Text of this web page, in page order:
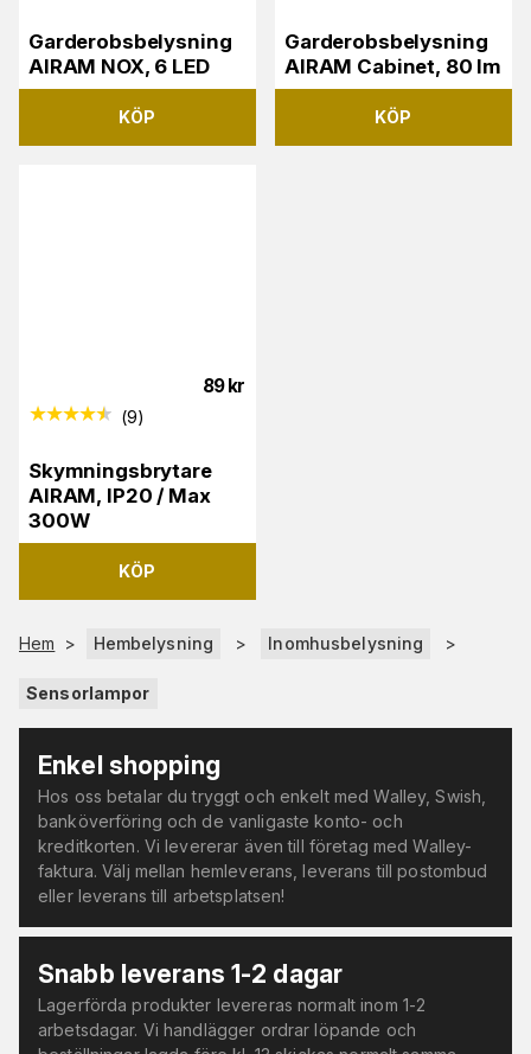
Garderobsbelysning
AIRAM NOX, 6 LED
KÖP
Garderobsbelysning
AIRAM Cabinet, 80 lm
KÖP
89 kr
(9)
Skymningsbrytare
AIRAM, IP20 / Max
300W
KÖP
Hem > Hembelysning > Inomhusbelysning >
Sensorlampor
Enkel shopping
Hos oss betalar du tryggt och enkelt med Walley, Swish,
banköverföring och de vanligaste konto- och
kreditkorten. Vi levererar även till företag med Walley-
faktura. Välj mellan hemleverans, leverans till postombud
eller leverans till arbetsplatsen!
Snabb leverans 1-2 dagar
Lagerförda produkter levereras normalt inom 1-2
arbetsdagar. Vi handlägger ordrar löpande och